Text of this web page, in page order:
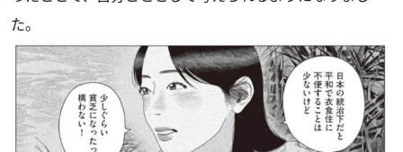
た。